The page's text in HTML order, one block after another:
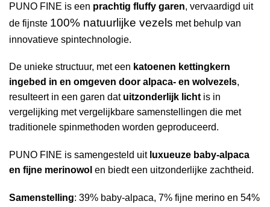
PUNO FINE is een prachtig fluffy garen, vervaardigd uit
de fijnste 100% natuurlijke vezels met behulp van
innovatieve spintechnologie.
De unieke structuur, met een katoenen kettingkern
ingebed in en omgeven door alpaca- en wolvezels,
resulteert in een garen dat uitzonderlijk lichtis in
vergelijking met vergelijkbare samenstellingen die met
traditionele spinmethoden worden geproduceerd.
PUNO FINE is samengesteld uit luxueuze baby-alpaca
en fijne merinowol en biedt een uitzonderlijke zachtheid.
Samenstelling: 39% baby-alpaca, 7% fijne merino en 54%